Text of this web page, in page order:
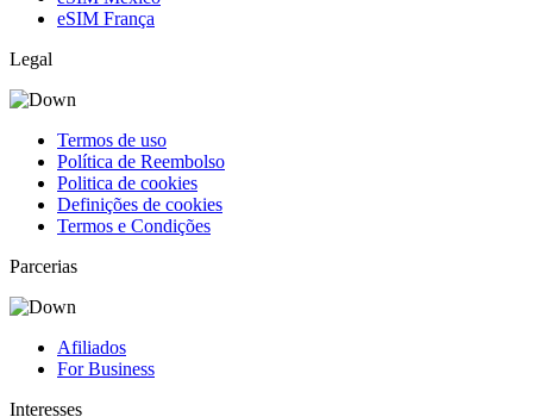
eSIM França
Legal
Termos de uso
Política de Reembolso
Politica de cookies
Definições de cookies
Termos e Condições
Parcerias
Afiliados
For Business
Interesses